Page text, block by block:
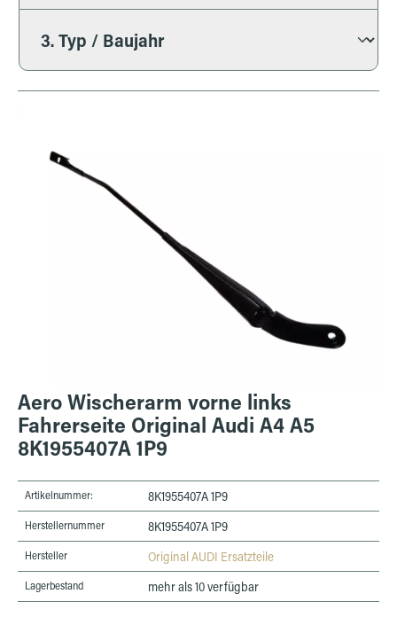
Aero Wischerarm vorne links
Fahrerseite Original Audi A4 A5
8K1955407A 1P9
Artikelnummer: 8K1955407A 1P9
Herstellernummer 8K1955407A 1P9
Hersteller Original AUDI Ersatzteile
Lagerbestand mehr als 10 verfügbar